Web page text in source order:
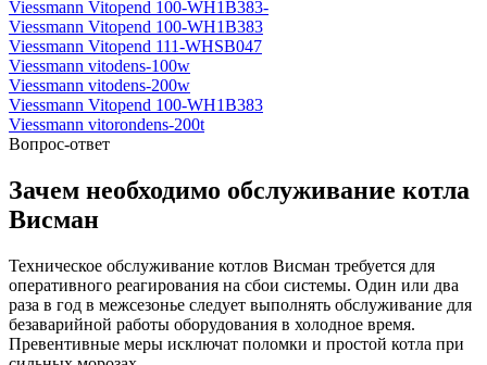
Viessmann Vitopend 100-WH1B383-
Viessmann Vitopend 100-WH1B383
Viessmann Vitopend 111-WHSB047
Viessmann vitodens-100w
Viessmann vitodens-200w
Viessmann Vitopend 100-WH1B383
Viessmann vitorondens-200t
Вопрос-ответ
Зачем необходимо обслуживание котла
Висман
Техническое обслуживание котлов Висман требуется для
оперативного реагирования на сбои системы. Один или два
раза в год в межсезонье следует выполнять обслуживание для
безаварийной работы оборудования в холодное время.
Превентивные меры исключат поломки и простой котла при